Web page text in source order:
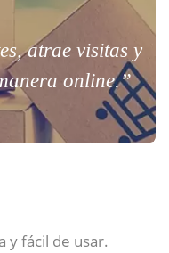
atrae visitas y
online.”
y fácil de usar.